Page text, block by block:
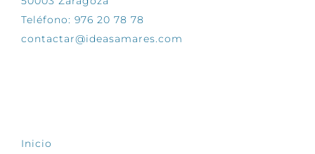
Teléfono: 976 20 78 78
contactar@ideasamares.com
Inicio